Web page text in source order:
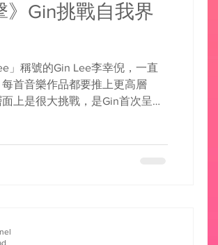
》Gin挑戰自我界
」稱號的Gin Lee李幸倪，一直
首音樂作品都要推上更高層
上是很大挑戰，是Gin首次呈現